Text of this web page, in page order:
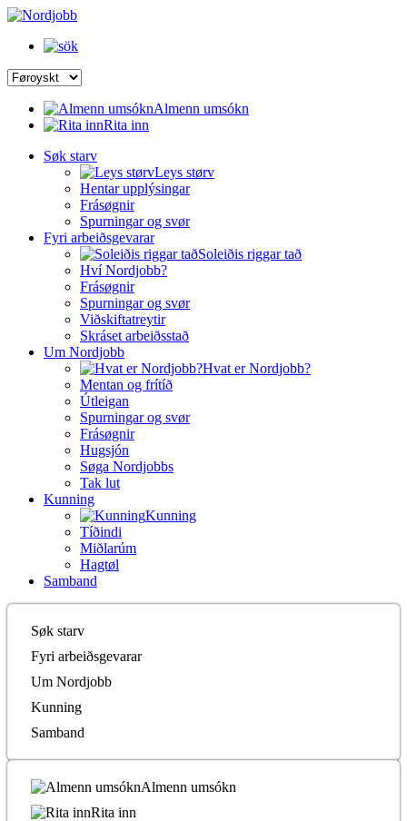
Almenn umsókn
Rita inn
Søk starv
Leys størv
Hentar upplýsingar
Frásøgnir
Spurningar og svør
Fyri arbeiðsgevarar
Soleiðis riggar tað
Hví Nordjobb?
Frásøgnir
Spurningar og svør
Viðskiftatreytir
Skráset arbeiðsstað
Um Nordjobb
Hvat er Nordjobb?
Mentan og frítíð
Útleigan
Spurningar og svør
Frásøgnir
Hugsjón
Søga Nordjobbs
Tak lut
Kunning
Kunning
Tíðindi
Miðlarúm
Hagtøl
Samband
Søk starv
Fyri arbeiðsgevarar
Um Nordjobb
Kunning
Samband
Almenn umsókn
Rita inn